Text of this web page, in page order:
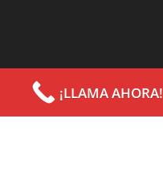
¡LLAMA AHORA!